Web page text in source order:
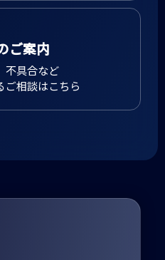
ご案内
不具合など
ご相談はこちら